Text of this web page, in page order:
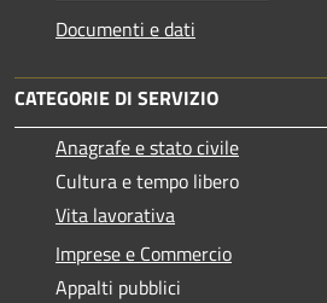
Documenti e dati
CATEGORIE DI SERVIZIO
Anagrafe e stato civile
Cultura e tempo libero
Vita lavorativa
Imprese e Commercio
Appalti pubblici